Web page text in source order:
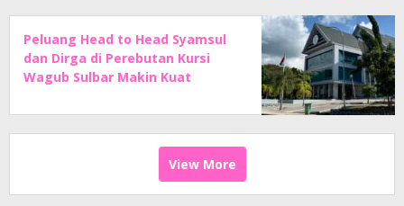
Peluang Head to Head Syamsul
dan Dirga di Perebutan Kursi
Wagub Sulbar Makin Kuat
View More